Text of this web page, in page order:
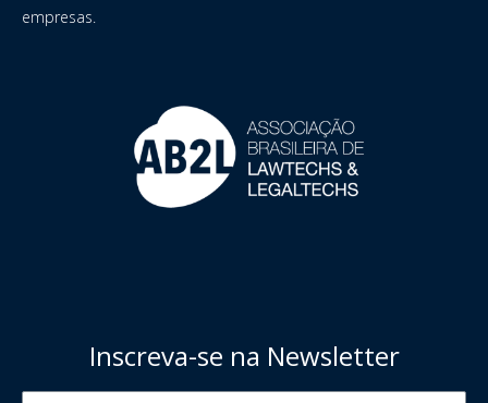
empresas.
Inscreva-se na Newsletter